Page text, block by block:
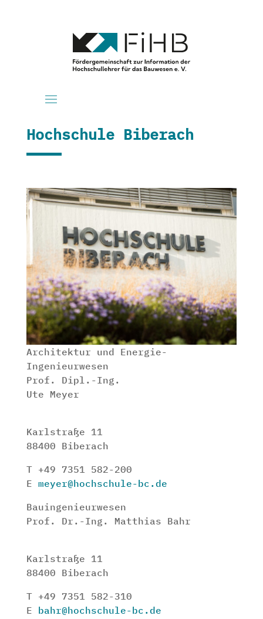
Hochschule Biberach
Architektur und Energie-
Ingenieurwesen
Prof. Dipl.-Ing.
Ute Meyer
Karlstraße 11
88400 Biberach
T +49 7351 582-200
E meyer@hochschule-bc.de
Bauingenieurwesen
Prof. Dr.-Ing. Matthias Bahr
Karlstraße 11
88400 Biberach
T +49 7351 582-310
E bahr@hochschule-bc.de